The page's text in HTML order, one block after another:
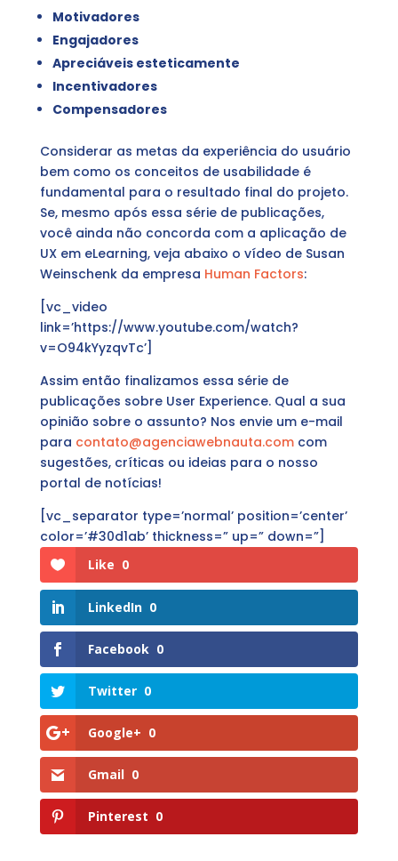
Motivadores
Engajadores
Apreciáveis esteticamente
Incentivadores
Compensadores
Considerar as metas da experiência do usuário
bem como os conceitos de usabilidade é
fundamental para o resultado final do projeto.
Se, mesmo após essa série de publicações,
você ainda não concorda com a aplicação de
UX em eLearning, veja abaixo o vídeo de Susan
Weinschenk da empresa Human Factors:
[vc_video
link=’https://www.youtube.com/watch?
v=O94kYyzqvTc’]
Assim então finalizamos essa série de
publicações sobre User Experience. Qual a sua
opinião sobre o assunto? Nos envie um e-mail
para contato@agenciawebnauta.comcom
sugestões, críticas ou ideias para o nosso
portal de notícias!
[vc_separator type=’normal’ position=’center’
color=’#30d1ab’ thickness=” up=” down=”]
Like 0
LinkedIn 0
Facebook 0
Twitter 0
Google+ 0
Gmail 0
Pinterest 0